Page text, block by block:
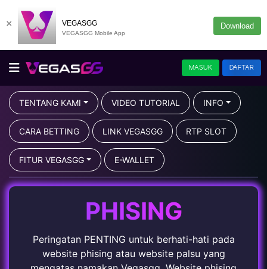
VEGASGG
VEGASGG Mobile App
Download
×
MASUK DAFTAR
TENTANG KAMI VIDEO TUTORIAL INFO
CARA BETTING LINK VEGASGG RTP SLOT
FITUR VEGASGG E-WALLET
PHISING
Peringatan PENTING untuk berhati-hati pada
website phising atau website palsu yang